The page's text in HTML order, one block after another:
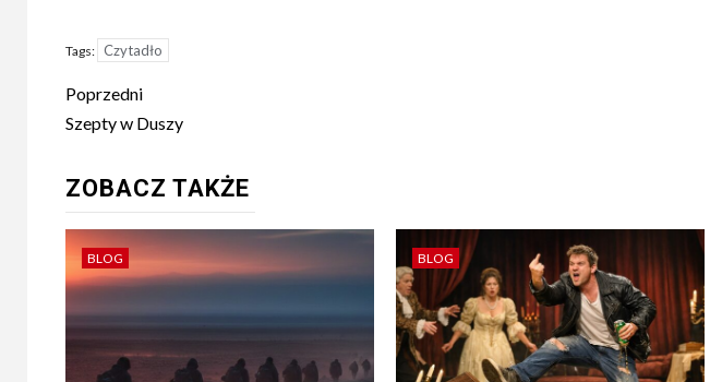
Tags: Czytadło
Post
navigation
Poprzedni
Szepty w Duszy
ZOBACZ TAKŻE
BLOG BLOG